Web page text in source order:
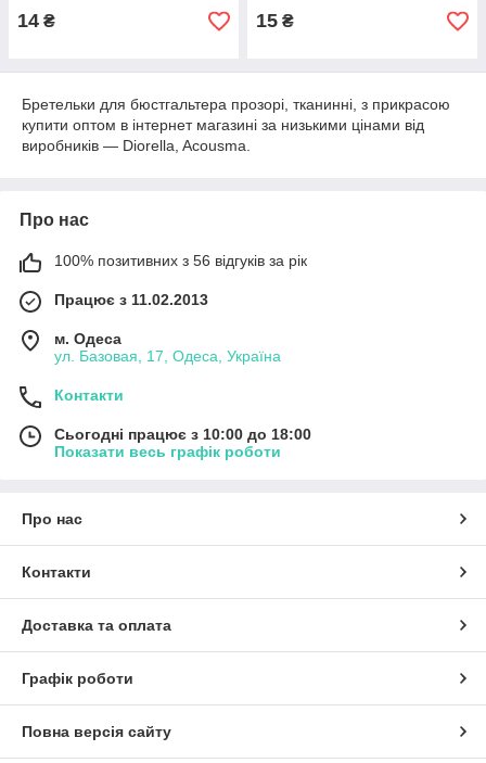
14 ₴ 15 ₴
Бретельки для бюстгальтера прозорі, тканинні, з прикрасою
купити оптом в інтернет магазині за низькими цінами від
виробників ― Diorella, Acousma.
Про нас
100% позитивних з 56 відгуків за рік
Працює з 11.02.2013
м. Одеса
ул. Базовая, 17, Одеса, Україна
Контакти
Сьогодні працює з 10:00 до 18:00
Показати весь графік роботи
Про нас
Контакти
Доставка та оплата
Графік роботи
Повна версія сайту